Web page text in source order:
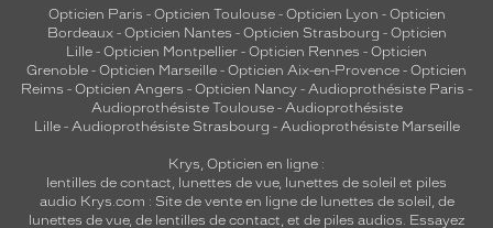
Opticien Paris - Opticien Toulouse- Opticien Lyon - Opticien
Bordeaux- Opticien Nantes - Opticien Strasbourg - Opticien
Lille - Opticien Montpellier - Opticien Rennes - Opticien
Grenoble - Opticien Marseille - Opticien Aix-en-Provence - Opticien
Reims - Opticien Angers - Opticien Nancy - Audioprothésiste Paris -
Audioprothésiste Toulouse- Audioprothésiste
Lille- Audioprothésiste Strasbourg - Audioprothésiste Marseille
Krys, Opticien en ligne :
lentilles de contact, lunettes de vue, lunettes de soleil et piles
audio Krys.com : Site de vente en ligne de lunettes de soleil, de
lunettes de vue, de lentilles de contact, et de piles audios. Essayez